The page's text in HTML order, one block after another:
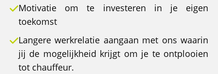
Motivatie om te investeren in je eigen
toekomst
Langere werkrelatie aangaan met ons waarin
jij de mogelijkheid krijgt om je te ontplooien
tot chauffeur.